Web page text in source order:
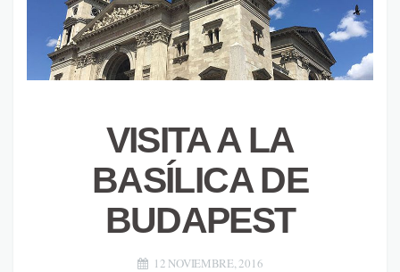
VISITA A LA
BASÍLICA DE
BUDAPEST
12 NOVIEMBRE, 2016